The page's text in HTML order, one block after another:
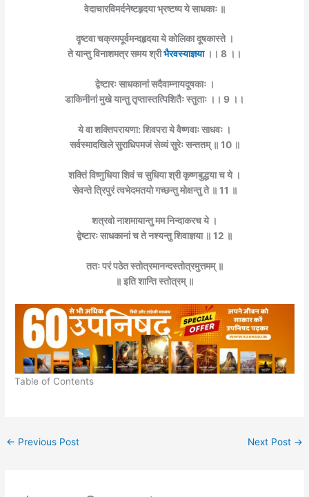
वेदाचारविमर्दनेष्टहृदया भ्रष्टष्य ये साधकाः ॥
दृष्टवा चक्रमपूर्वमन्दहृदया ये कोलिका दूषकास्ते ।
ते यान्तु विनाशमत्र समय श्रीभैरवस्याज्ञया ।। 8 ।।
द्वेष्टारः साधकानां सदैवाम्नायदूषकाः ।
डाकिनीनां मुखे यान्तु तृप्तास्तत्पिशितैः स्तुताः ।। 9 ।।
ये वा शक्तिपरायणा: शिवपरा ये वैष्णवाः साधवः ।
सर्वस्मादखिले सुराधिपमजं सेव्यं सुरेः सन्ततम् ॥ 10 ॥
शक्तिं विष्णुधिया शिवं च सुधिया श्री कृष्णबुद्धया च ये ।
सेवन्ते त्रिपुरं त्वभेदमतयो गच्छन्तु मोक्षन्तु ते ॥ 11 ॥
शत्रवो नाशमायान्तु मम निन्दाकरच ये ।
द्वेष्टारः साधकानां च ते नश्यन्तु शिवाज्ञया ॥ 12 ॥
ततः परं पठेत स्तोत्रमानन्दस्तोत्रमुत्तमम् ॥
॥ इति शान्ति स्तोत्रम् ॥
Table of Contents
← Previous Post Next Post →